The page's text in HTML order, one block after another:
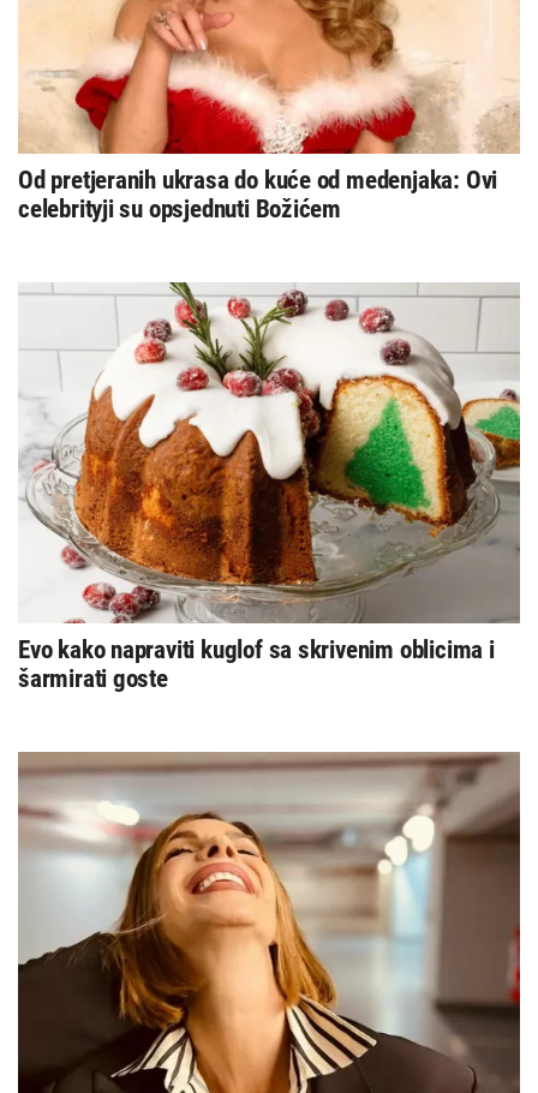
Od pretjeranih ukrasa do kuće od medenjaka: Ovi
celebrityji su opsjednuti Božićem
Evo kako napraviti kuglof sa skrivenim oblicima i
šarmirati goste